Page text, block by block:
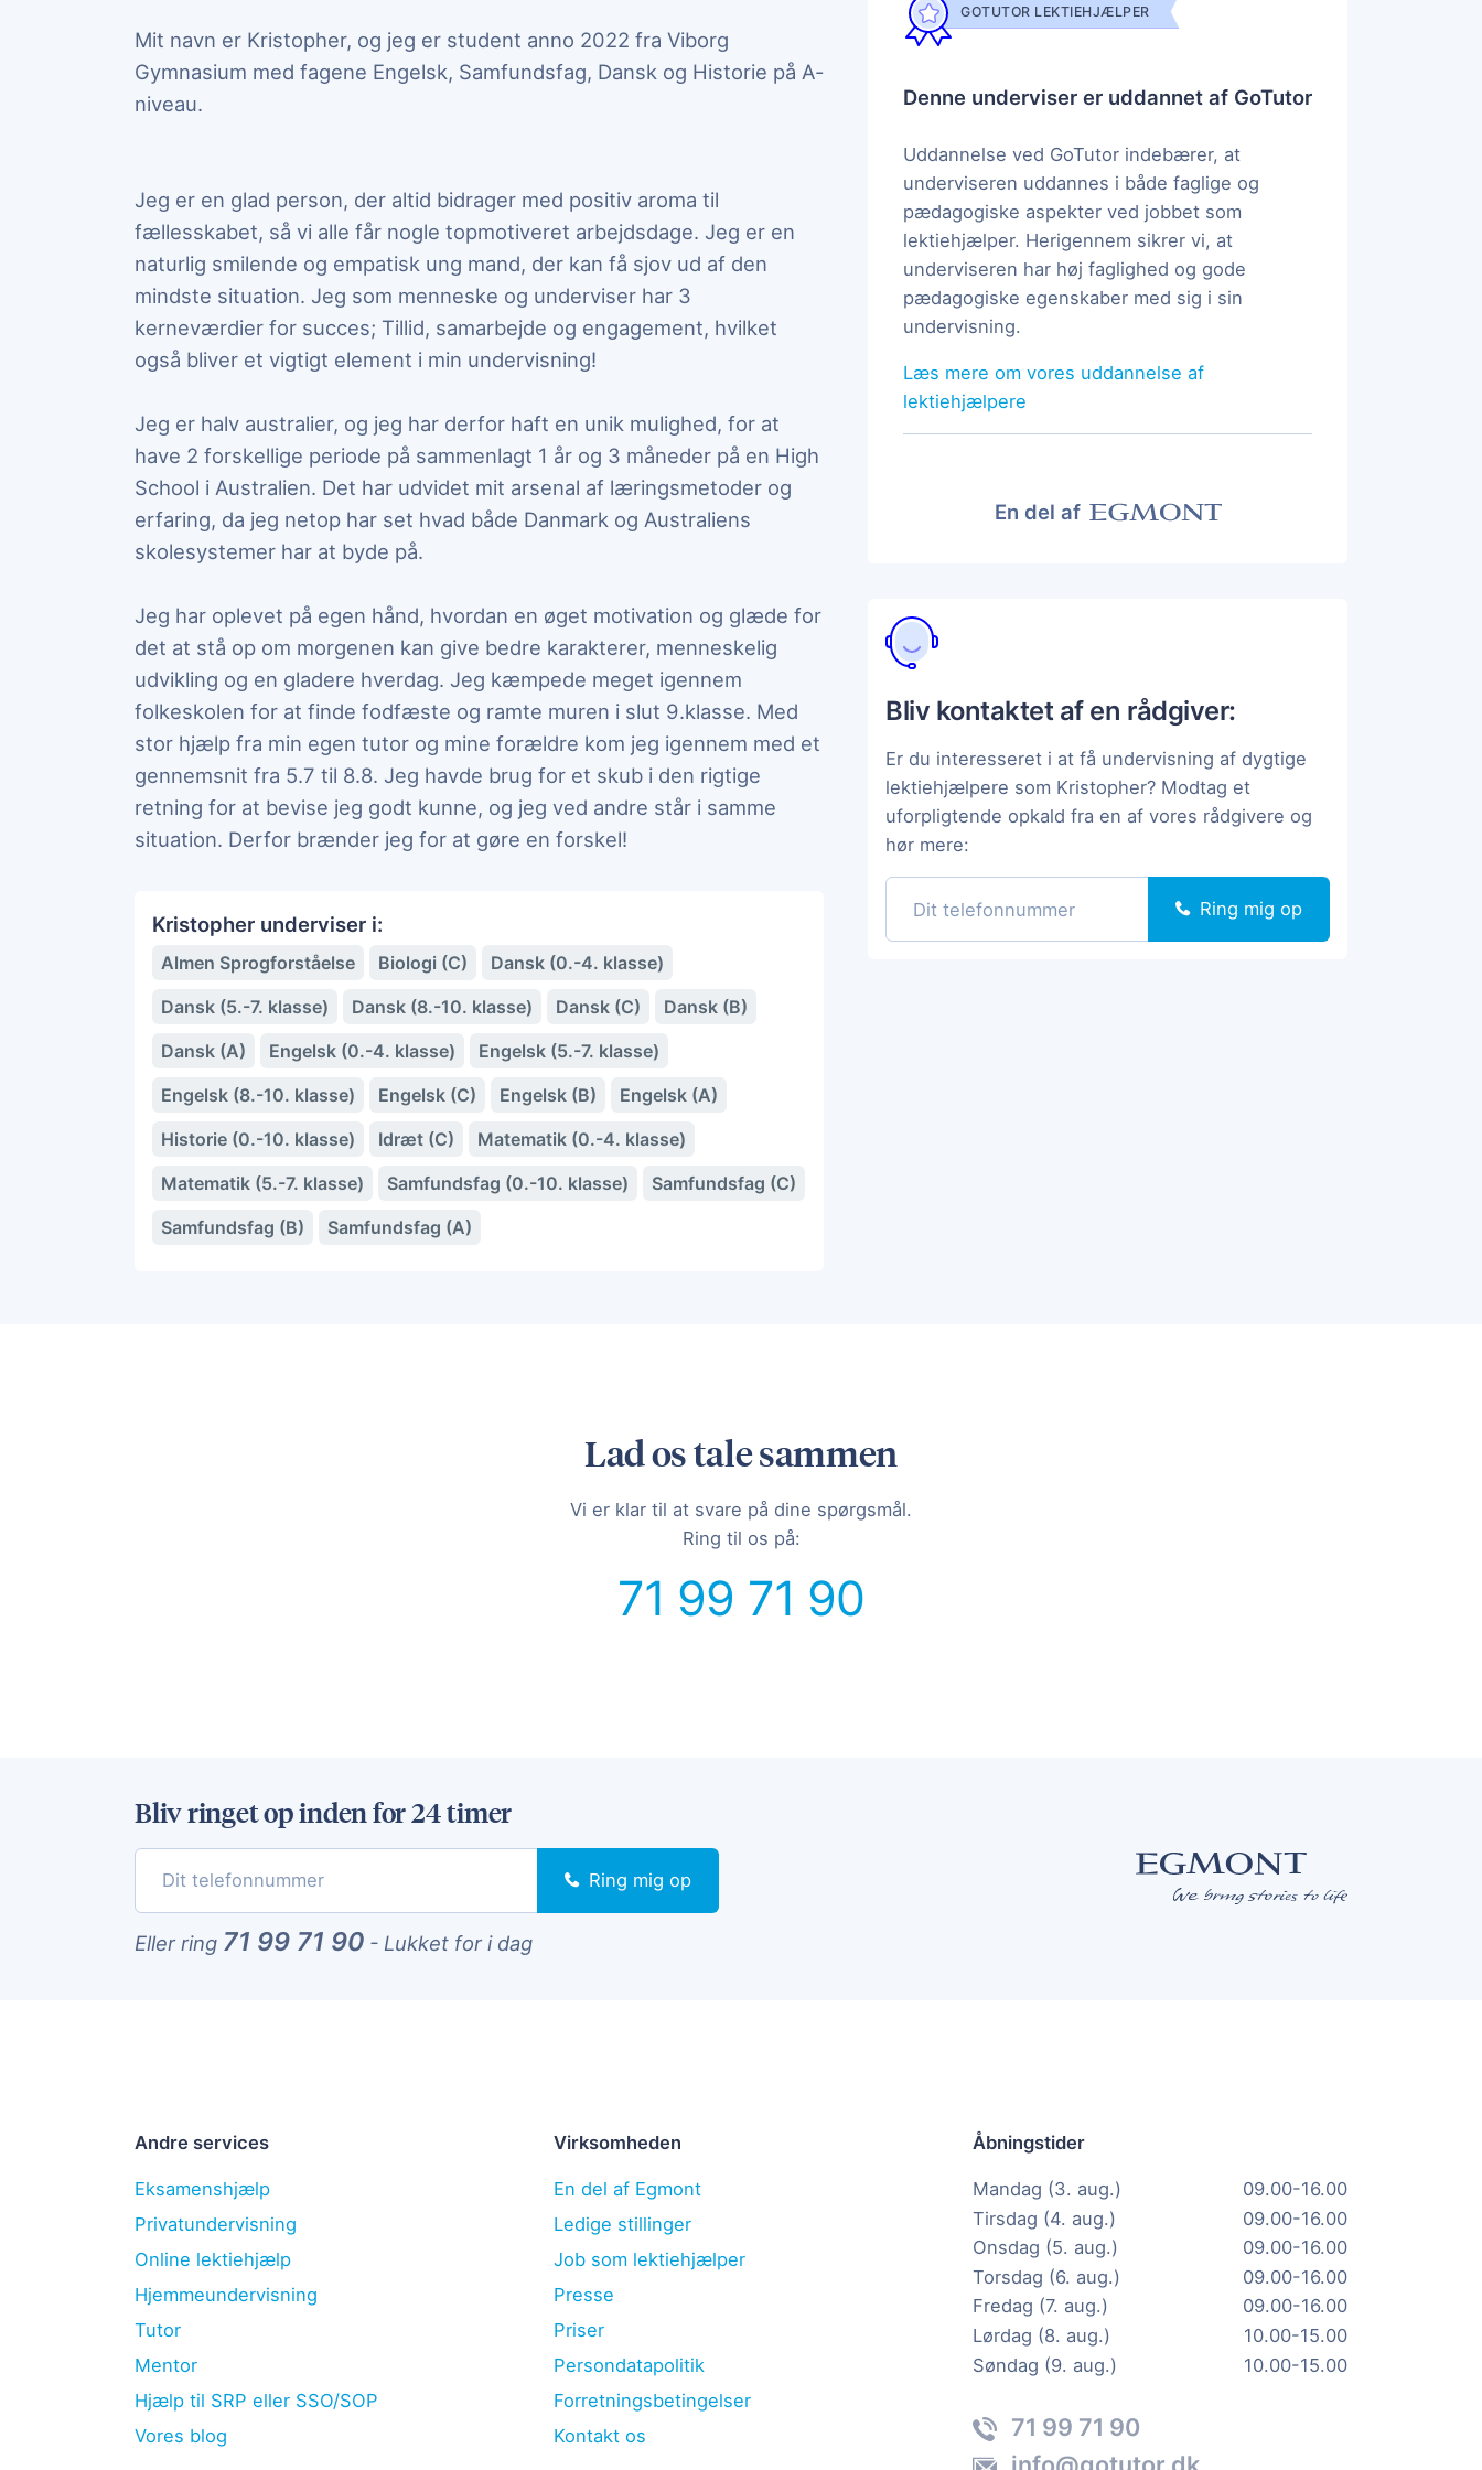
Mit navn er Kristopher, og jeg er student anno 2022 fra Viborg
Gymnasium med fagene Engelsk, Samfundsfag, Dansk og Historie på A-
niveau.
Jeg er en glad person, der altid bidrager med positiv aroma til
fællesskabet, så vi alle får nogle topmotiveret arbejdsdage. Jeg er en
naturlig smilende og empatisk ung mand, der kan få sjov ud af den
mindste situation. Jeg som menneske og underviser har 3
kerneværdier for succes; Tillid, samarbejde og engagement, hvilket
også bliver et vigtigt element i min undervisning!
Jeg er halv australier, og jeg har derfor haft en unik mulighed, for at
have 2 forskellige periode på sammenlagt 1 år og 3 måneder på en High
School i Australien. Det har udvidet mit arsenal af læringsmetoder og
erfaring, da jeg netop har set hvad både Danmark og Australiens
skolesystemer har at byde på.
Jeg har oplevet på egen hånd, hvordan en øget motivation og glæde for
det at stå op om morgenen kan give bedre karakterer, menneskelig
udvikling og en gladere hverdag. Jeg kæmpede meget igennem
folkeskolen for at finde fodfæste og ramte muren i slut 9.klasse. Med
stor hjælp fra min egen tutor og mine forældre kom jeg igennem med et
gennemsnit fra 5.7 til 8.8. Jeg havde brug for et skub i den rigtige
retning for at bevise jeg godt kunne, og jeg ved andre står i samme
situation. Derfor brænder jeg for at gøre en forskel!
Kristopher underviser i:
Almen Sprogforståelse Biologi (C)
Dansk (0.-4. klasse)
Dansk (5.-7. klasse)
Dansk (8.-10. klasse) Dansk (C)
Dansk (B)
Dansk (A)
Engelsk (0.-4. klasse)
Engelsk (5.-7. klasse)
Engelsk (8.-10. klasse)
Engelsk (C) Engelsk (B)
Engelsk (A)
Historie (0.-10. klasse)
Idræt (C)
Matematik (0.-4. klasse)
Matematik (5.-7. klasse)
Samfundsfag (0.-10. klasse)
Samfundsfag (C)
Samfundsfag (B)
Samfundsfag (A)
GOTUTOR LEKTIEHJÆLPER
Denne underviser er uddannet af GoTutor
Uddannelse ved GoTutor indebærer, at
underviseren uddannes i både faglige og
pædagogiske aspekter ved jobbet som
lektiehjælper. Herigennem sikrer vi, at
underviseren har høj faglighed og gode
pædagogiske egenskaber med sig i sin
undervisning.
Læs mere om vores uddannelse af
lektiehjælpere
En del af
Bliv kontaktet af en rådgiver:
Er du interesseret i at få undervisning af dygtige
lektiehjælpere som Kristopher? Modtag et
uforpligtende opkald fra en af vores rådgivere og
hør mere:
Ring mig op
Lad os tale sammen
Vi er klar til at svare på dine spørgsmål.
Ring til os på:
71 99 71 90
Bliv ringet op inden for 24 timer
Ring mig op
Eller ring 71 99 71 90 - Lukket for i dag
Andre services
Eksamenshjælp
Privatundervisning
Online lektiehjælp
Hjemmeundervisning
Tutor
Mentor
Hjælp til SRP eller SSO/SOP
Vores blog
Virksomheden
En del af Egmont
Ledige stillinger
Job som lektiehjælper
Presse
Priser
Persondatapolitik
Forretningsbetingelser
Kontakt os
Åbningstider
Mandag (3. aug.)
09.00-16.00
Tirsdag (4. aug.)
09.00-16.00
Onsdag (5. aug.)
09.00-16.00
Torsdag (6. aug.)
09.00-16.00
Fredag (7. aug.)
09.00-16.00
Lørdag (8. aug.)
10.00-15.00
Søndag (9. aug.)
10.00-15.00
71 99 71 90
info@gotutor.dk